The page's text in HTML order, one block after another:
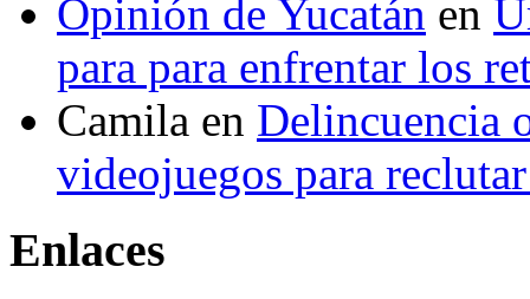
Opinión de Yucatán en
para para enfrentar los
Camila en Delincuencia
videojuegos para
Enlaces